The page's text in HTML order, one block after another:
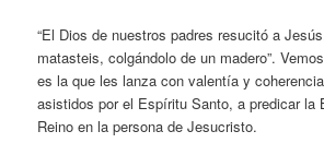
“El Dios de nuestros padres resucitó a
matasteis, colgándolo de un madero”.
es la que les lanza con valentía y
asistidos por el Espíritu Santo, a predicar la
Reino en la persona de Jesucristo.